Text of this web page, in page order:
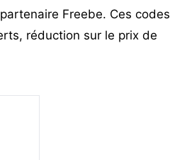
Freebe. Ces codes
réduction sur le prix de